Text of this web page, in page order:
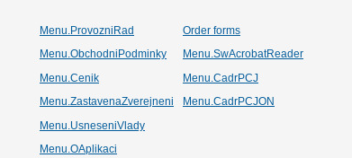
Menu.ProvozniRad Order forms
Menu.ObchodniPodminky
Menu.SwAcrobatReader
Menu.Cenik Menu.CadrPCJ
Menu.ZastavenaZverejneni
Menu.CadrPCJON
Menu.UsneseniVlady
Menu.OAplikaci